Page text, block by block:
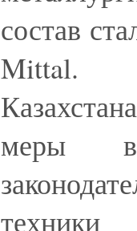
состав
Mittal.
меры в